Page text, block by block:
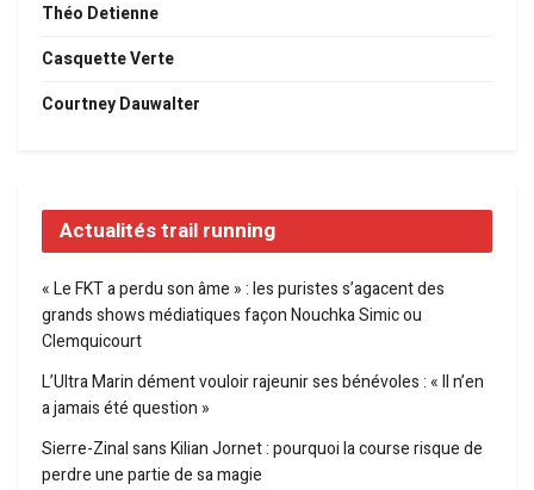
Théo Detienne
Casquette Verte
Courtney Dauwalter
Actualités trail running
« Le FKT a perdu son âme » : les puristes s’agacent des
grands shows médiatiques façon Nouchka Simic ou
Clemquicourt
L’Ultra Marin dément vouloir rajeunir ses bénévoles : « Il n’en
a jamais été question »
Sierre-Zinal sans Kilian Jornet : pourquoi la course risque de
perdre une partie de sa magie